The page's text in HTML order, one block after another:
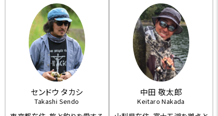
センドウ タカシ
Takashi Sendo
中田 敬太郎
Keitaro Nakada